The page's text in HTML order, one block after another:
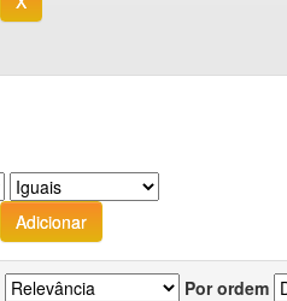
Por ordem